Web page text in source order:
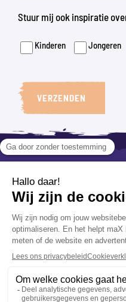
Stuur mij ook inspiratie
Kinderen Jongeren
VERZENDEN